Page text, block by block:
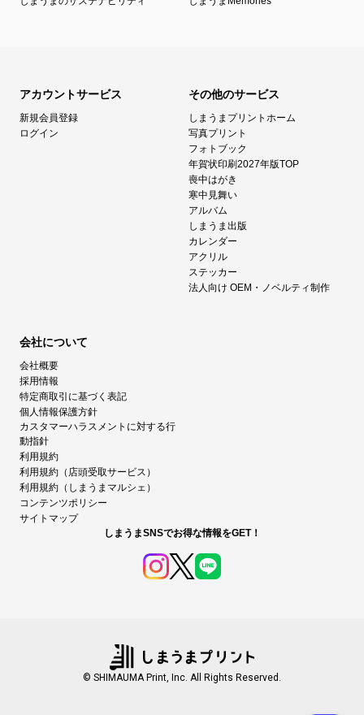
アカウントサービス
新規会員登録
ログイン
その他のサービス
しまうまプリントホーム
写真プリント
フォトブック
年賀状印刷2027年版TOP
喪中はがき
寒中見舞い
アルバム
しまうま出版
カレンダー
アクリル
ステッカー
法人向け OEM・ノベルティ制作
会社について
会社概要
採用情報
特定商取引に基づく表記
個人情報保護方針
カスタマーハラスメントに対する行
動指針
利用規約
利用規約（店頭受取サービス）
利用規約（しまうまマルシェ）
コンテンツポリシー
サイトマップ
しまうまSNSでお得な情報をGET！
© SHIMAUMA Print, Inc. All Rights Reserved.